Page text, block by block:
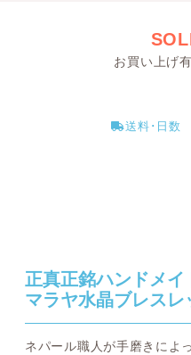
お買い上げ
送料･日数
正真正銘ハンドメイ
マラヤ水晶ブレスレ
ネパール職人が手磨きによ